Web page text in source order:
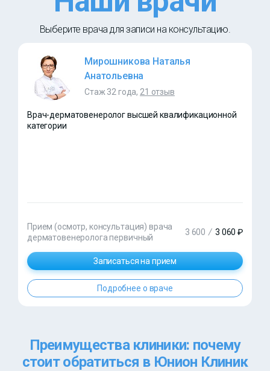
Выберите врача для записи на консультацию.
Мирошникова Наталья
Анатольевна
Стаж 32 года, 21 отзыв
Врач-дерматовенеролог высшей квалификационной
категории
Прием (осмотр, консультация) врача
дерматовенеролога первичный
3 600 / 3 060 ₽
Записаться на прием
Подробнее о враче
Преимущества клиники: почему
стоит обратиться в Юнион Клиник